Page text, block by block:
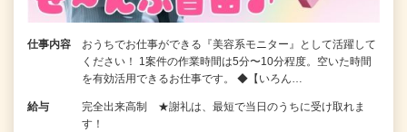
仕事内容
おうちでお仕事ができる『美容系モニター』として活躍して
ください！ 1案件の作業時間は5分〜10分程度。空いた時間
を有効活用できるお仕事です。 ◆【いろん…
給与
完全出来高制 ★謝礼は、最短で当日のうちに受け取れま
す！